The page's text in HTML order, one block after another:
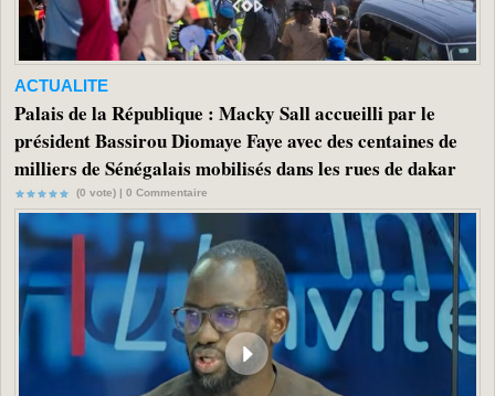
ACTUALITE
Palais de la République : Macky Sall accueilli par le
président Bassirou Diomaye Faye avec des centaines de
milliers de Sénégalais mobilisés dans les rues de dakar
(0 vote) | 0 Commentaire